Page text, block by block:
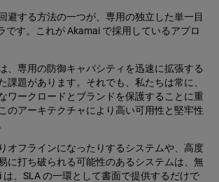
避する方法の一つが、専用の独立した単一目
です。これが Akamai で採用しているアプロ
、専用の防御キャパシティを迅速に拡張する
課題があります。それでも、私たちは常に、
ワークロードとブランドを保護することに重
のアーキテクチャにより高い可用性と堅牢性
オフラインになったりするシステムや、高度
に打ち破られる可能性のあるシステムは、無
、SLA の一環として書面で提供するだけで